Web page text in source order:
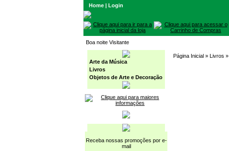
Home | Login
Boa noite Visitante
Arte da Música
Livros
Objetos de Arte e Decoração
Receba nossas promoções por e-
mail
Página Inicial » Livros »